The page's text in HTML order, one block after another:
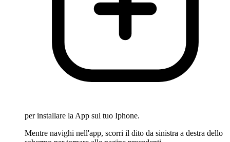
per installare la App sul tuo Iphone.
Mentre navighi nell'app, scorri il dito da sinistra a destra dello